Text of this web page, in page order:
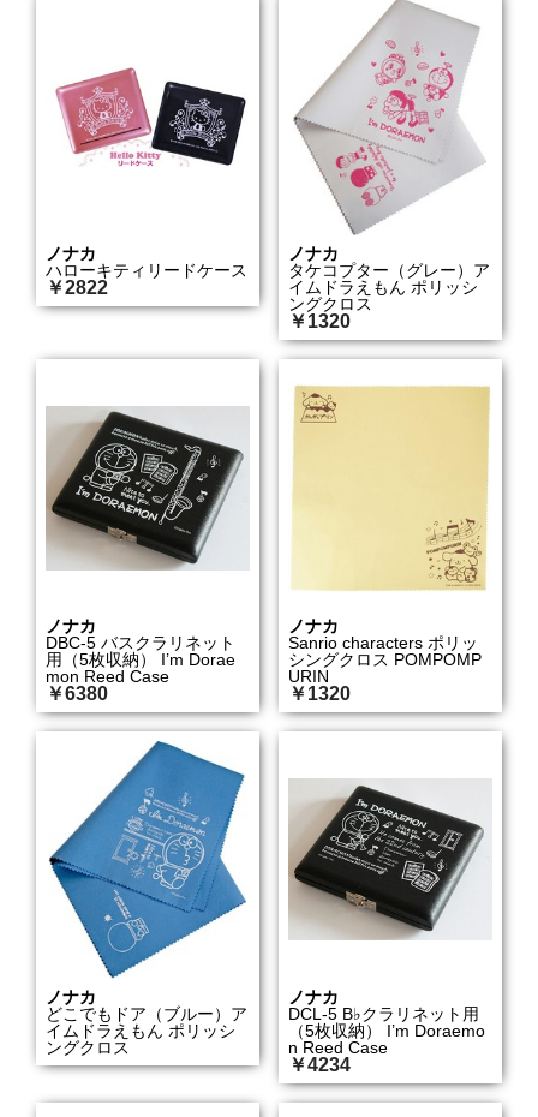
ノナカ
ハローキティリードケース
￥2822
ノナカ
タケコプター（グレー）ア
イムドラえもん ポリッシ
ングクロス
￥1320
ノナカ
DBC-5 バスクラリネット
用（5枚収納） I’m Dorae
mon Reed Case
￥6380
ノナカ
Sanrio characters ポリッ
シングクロス POMPOMP
URIN
￥1320
ノナカ
どこでもドア（ブルー）ア
イムドラえもん ポリッシ
ングクロス
ノナカ
DCL-5 B♭クラリネット用
（5枚収納） I’m Doraemo
n Reed Case
￥4234